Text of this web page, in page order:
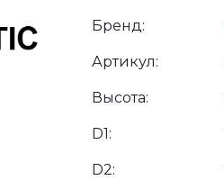
Бренд:
Артикул:
Высота:
D1:
D2: